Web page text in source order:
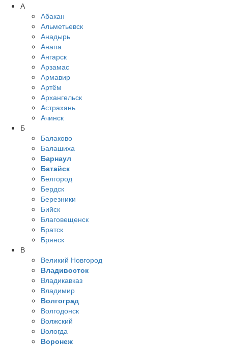
А
Абакан
Альметьевск
Анадырь
Анапа
Ангарск
Арзамас
Армавир
Артём
Архангельск
Астрахань
Ачинск
Б
Балаково
Балашиха
Барнаул
Батайск
Белгород
Бердск
Березники
Бийск
Благовещенск
Братск
Брянск
В
Великий Новгород
Владивосток
Владикавказ
Владимир
Волгоград
Волгодонск
Волжский
Вологда
Воронеж